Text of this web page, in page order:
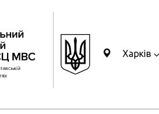
Харків